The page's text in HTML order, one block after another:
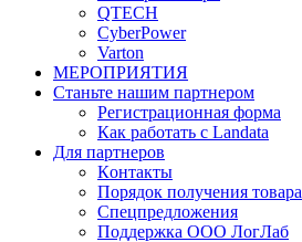
QTECH
CyberPower
Varton
МЕРОПРИЯТИЯ
Станьте нашим партнером
Регистрационная форма
Как работать с Landata
Для партнеров
Кoнтaкты
Порядок получения товара
Спецпредложения
Поддержка ООО ЛогЛаб